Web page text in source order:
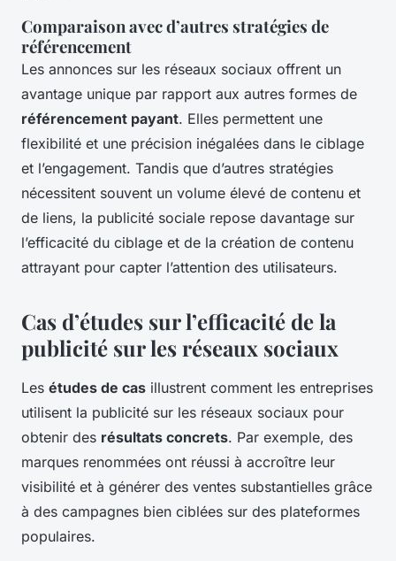
Comparaison avec d’autres stratégies de
référencement
Les annonces sur les réseaux sociaux offrent un
avantage unique par rapport aux autres formes de
référencement payant. Elles permettent une
flexibilité et une précision inégalées dans le ciblage
et l’engagement. Tandis que d’autres stratégies
nécessitent souvent un volume élevé de contenu et
de liens, la publicité sociale repose davantage sur
l’efficacité du ciblage et de la création de contenu
attrayant pour capter l’attention des utilisateurs.
Cas d’études sur l’efficacité de la
publicité sur les réseaux sociaux
Les études de cas illustrent comment les entreprises
utilisent la publicité sur les réseaux sociaux pour
obtenir des résultats concrets. Par exemple, des
marques renommées ont réussi à accroître leur
visibilité et à générer des ventes substantielles grâce
à des campagnes bien ciblées sur des plateformes
populaires.